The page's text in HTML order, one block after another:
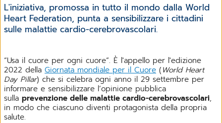
L'iniziativa, promossa in tutto il mondo dalla World
Heart Federation, punta a sensibilizzare i cittadini
sulle malattie cardio-cerebrovascolari.
“Usa il cuore per ogni cuore”. È l'appello per l'edizione
2022 della Giornata mondiale per il Cuore (World Heart
Day Pillar) che si celebra ogni anno il 29 settembre per
informare e sensibilizzare l’opinione pubblica
sulla prevenzione delle malattie cardio-cerebrovascolari,
in modo che ciascuno diventi protagonista della propria
salute.